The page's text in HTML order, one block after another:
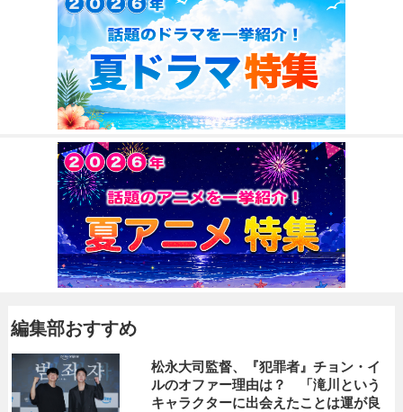
編集部おすすめ
松永大司監督、『犯罪者』チョン・イ
ルのオファー理由は？ 「滝川という
キャラクターに出会えたことは運が良